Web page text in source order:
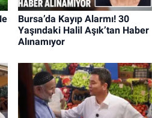
Bursa’da Kayıp Alarmı! 30
Yaşındaki Halil Aşık’tan Haber
Alınamıyor